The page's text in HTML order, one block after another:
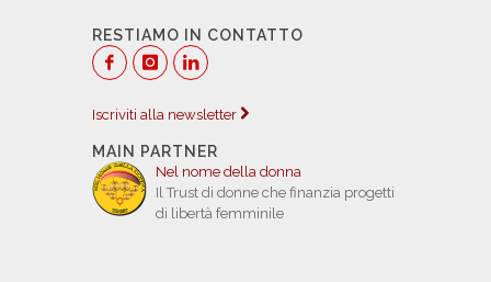
RESTIAMO IN CONTATTO
Iscriviti alla newsletter
MAIN PARTNER
Nel nome della donna
Il Trust di donne che finanzia progetti
di libertà femminile